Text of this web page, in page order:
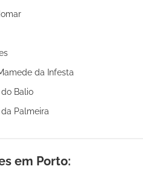
da Infesta
Balio
Palmeira
em Porto: